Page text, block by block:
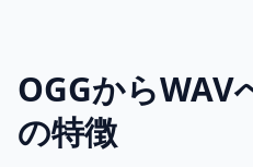
OGGからWAV
の特徴